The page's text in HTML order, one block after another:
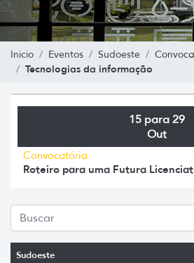
Inicio Eventos Sudoeste
Tecnologias da informação
Sudoeste
15 para 29
Out
Convocatória
Roteiro para uma Futura